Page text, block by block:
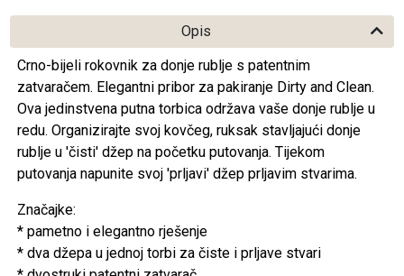
Opis
Crno-bijeli rokovnik za donje rublje s patentnim
zatvaračem. Elegantni pribor za pakiranje Dirty and Clean.
Ova jedinstvena putna torbica održava vaše donje rublje u
redu. Organizirajte svoj kovčeg, ruksak stavljajući donje
rublje u 'čisti' džep na početku putovanja. Tijekom
putovanja napunite svoj 'prljavi' džep prljavim stvarima.
Značajke:
* pametno i elegantno rješenje
* dva džepa u jednoj torbi za čiste i prljave stvari